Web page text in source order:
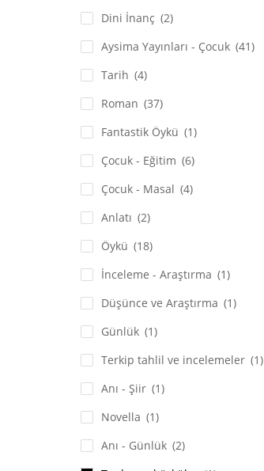
Dini İnanç (2)
Aysima Yayınları - Çocuk (41)
Tarih (4)
Roman (37)
Fantastik Öykü (1)
Çocuk - Eğitim (6)
Çocuk - Masal (4)
Anlatı (2)
Öykü (18)
İnceleme - Araştırma (1)
Düşünce ve Araştırma (1)
Günlük (1)
Terkip tahlil ve incelemeler (1)
Anı - Şiir (1)
Novella (1)
Anı - Günlük (2)